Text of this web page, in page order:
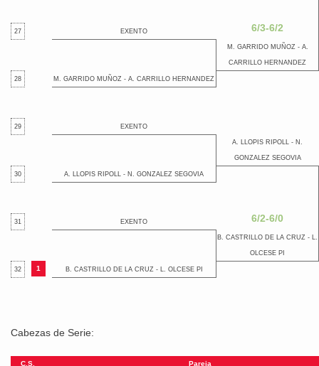
6/3-6/2
27 EXENTO
M. GARRIDO MUÑOZ - A.
CARRILLO HERNANDEZ
28 M. GARRIDO MUÑOZ - A. CARRILLO HERNANDEZ
29 EXENTO
A. LLOPIS RIPOLL - N.
GONZALEZ SEGOVIA
30 A. LLOPIS RIPOLL - N. GONZALEZ SEGOVIA
6/2-6/0
31 EXENTO
B. CASTRILLO DE LA CRUZ - L.
OLCESE PI
32 1 B. CASTRILLO DE LA CRUZ - L. OLCESE PI
Cabezas de Serie:
C.S.
Pareja